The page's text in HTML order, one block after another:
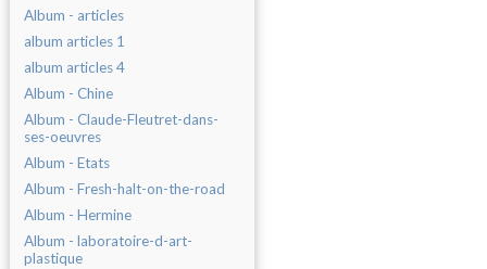
Album - articles
album articles 1
album articles 4
Album - Chine
Album - Claude-Fleutret-dans-
ses-oeuvres
Album - Etats
Album - Fresh-halt-on-the-road
Album - Hermine
Album - laboratoire-d-art-
plastique